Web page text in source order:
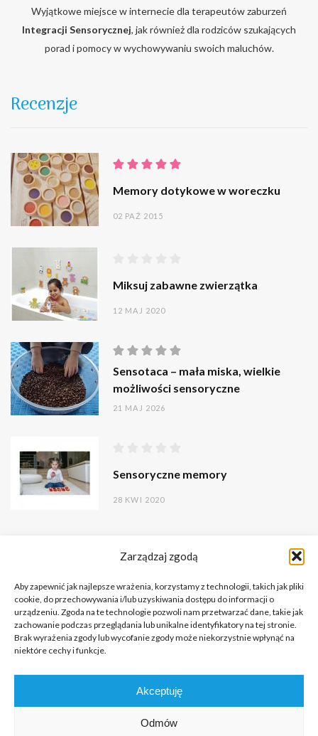
Zarządzaj zgodą
Aby zapewnić jak najlepsze wrażenia, korzystamy z technologii, takich jak pliki
cookie, do przechowywania i/lub uzyskiwania dostępu do informacji o
urządzeniu. Zgoda na te technologie pozwoli nam przetwarzać dane, takie jak
zachowanie podczas przeglądania lub unikalne identyfikatory na tej stronie.
Brak wyrażenia zgody lub wycofanie zgody może niekorzystnie wpłynąć na
niektóre cechy i funkcje.
Akceptuję
Odmów
Wyjątkowe miejsce w internecie dla terapeutów zaburzeń
Integracji Sensorycznej, jak również dla rodziców szukających
porad i pomocy w wychowywaniu swoich maluchów.
Recenzje
Memory dotykowe w woreczku
02 PAŹ 2015
Miksuj zabawne zwierzątka
12 MAJ 2020
Sensotaca – mała miska, wielkie
możliwości sensoryczne
21 MAJ 2026
Sensoryczne memory
28 KWI 2020
Copyright © 2026 Portal o Integracji Sensorycznej dla terapeutów